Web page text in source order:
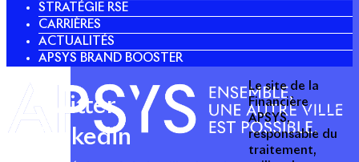
STRATÉGIE RSE
CARRIÈRES
ACTUALITÉS
APSYS BRAND BOOSTER
Twitter
Linkedin
Le site de la
Financière
APSYS,
responsable du
traitement,